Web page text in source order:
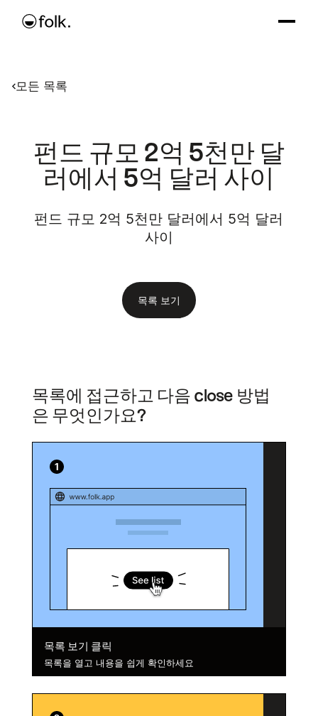
모든 목록
펀드 규모 2억 5천만 달
러에서 5억 달러 사이
펀드 규모 2억 5천만 달러에서 5억 달러
사이
목록 보기
목록에 접근하고 다음 close 방법
은 무엇인가요?
목록 보기 클릭
목록을 열고 내용을 쉽게 확인하세요